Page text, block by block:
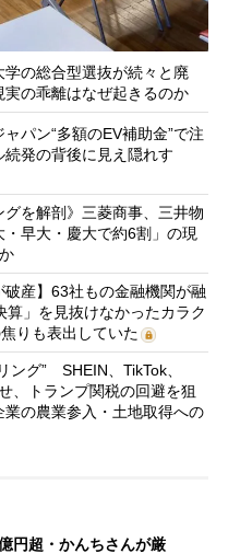
の総合型選抜が続々と廃
の乖離はなぜ起きるのか
パン“多額のEV補助金”で注
発の背後に見え隠れす
グを解剖》三菱商事、三井物
早大・慶大で約6割」の現
破産】63社もの金融機関が融
」を見抜けなかったカラク
りも表出していた
ング” SHEIN、TikTok、
、トランプ関税の回避を狙
の農業参入・土地取得への
億円超・かんちさんが厳